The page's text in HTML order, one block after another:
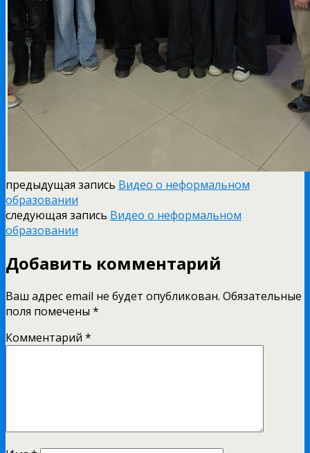
предыдущая запись Видео о неформальном
образовании
следующая запись Видео о неформальном
образовании
Добавить комментарий
Ваш адрес email не будет опубликован. Обязательные
поля помечены *
Комментарий *